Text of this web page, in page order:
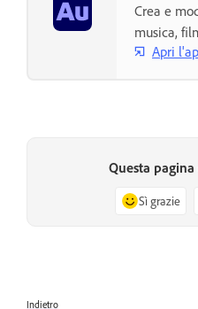
Crea e
musica,
Apri
Questa
Sì grazie
Indietro